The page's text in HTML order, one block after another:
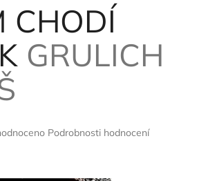
CHODÍ
GRULICH
Podrobnosti hodnocení